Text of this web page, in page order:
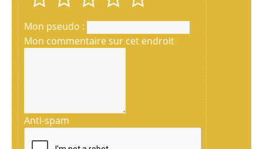
Mon pseudo :
Mon commentaire sur cet endroit
Anti-spam